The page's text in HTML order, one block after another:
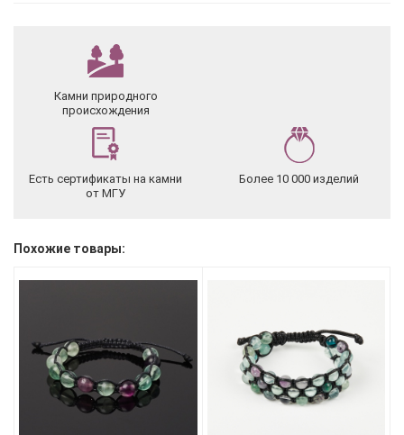
Камни природного
происхождения
Есть сертификаты на камни
от МГУ
Более 10 000 изделий
Похожие товары: